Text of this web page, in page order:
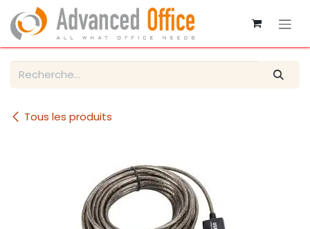
Se rendre au contenu
Tous les produits